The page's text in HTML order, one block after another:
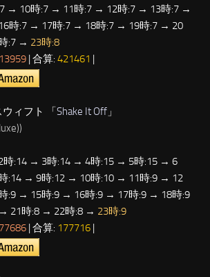
→ 10時:7 → 11時:7 → 12時:7 → 13時:7 →
時:7 → 17時:7 → 18時:7 → 19時:7 → 20
:7 → 23時:8
| 合算: 421461 |
ィフト 「Shake It Off 」
:14 → 3時:14 → 4時:15 → 5時:15 → 6
:14 → 9時:12 → 10時:10 → 11時:9 → 12
:9 → 15時:9 → 16時:9 → 17時:9 → 18時:9
21時:8 → 22時:8 → 23時:9
| 合算: 177716 |